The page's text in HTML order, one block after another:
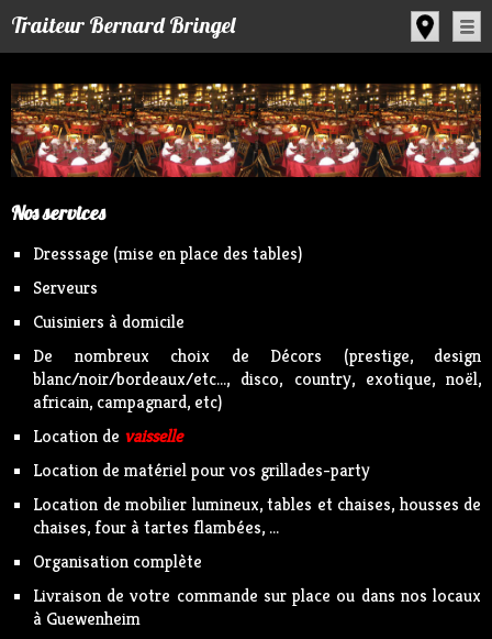
Traiteur Bernard Bringel
Nos services
Dresssage (mise en place des tables)
Serveurs
Cuisiniers à domicile
De nombreux choix de Décors (prestige, design
blanc/noir/bordeaux/etc..., disco, country, exotique, noël,
africain, campagnard, etc)
Location de vaisselle
Location de matériel pour vos grillades-party
Location de mobilier lumineux, tables et chaises, housses de
chaises, four à tartes flambées, ...
Organisation complète
Livraison de votre commande sur place ou dans nos locaux
à Guewenheim
Panneau de gestion des cookies